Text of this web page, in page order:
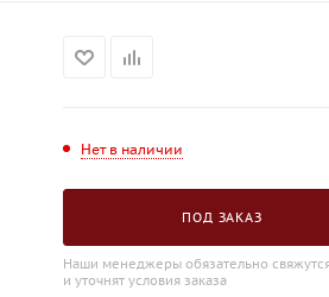
Нет в наличии
ПОД ЗАКАЗ
Наши менеджеры обязательно
и уточнят условия заказа